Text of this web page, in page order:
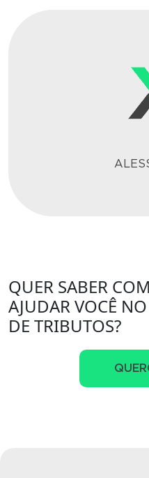
QUER SABER
AJUDAR VOCÊ
DE TRIBUTOS?